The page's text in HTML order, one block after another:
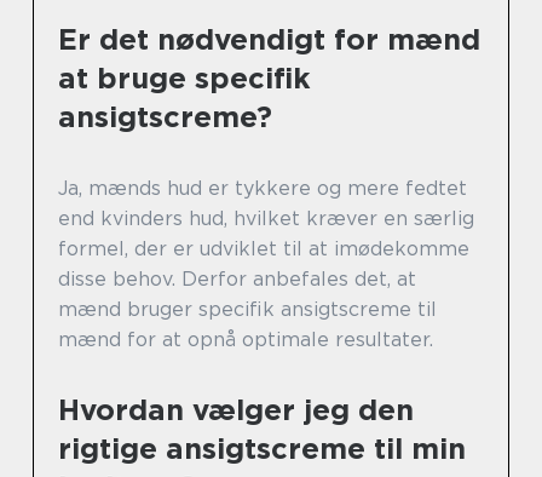
Er det nødvendigt for mænd
at bruge specifik
ansigtscreme?
Ja, mænds hud er tykkere og mere fedtet
end kvinders hud, hvilket kræver en særlig
formel, der er udviklet til at imødekomme
disse behov. Derfor anbefales det, at
mænd bruger specifik ansigtscreme til
mænd for at opnå optimale resultater.
Hvordan vælger jeg den
rigtige ansigtscreme til min